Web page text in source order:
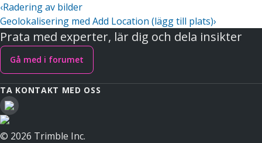
‹Radering av bilder
Geolokalisering med Add Location (lägg till plats)›
Prata med experter, lär dig och dela insikter
Gå med i forumet
TA KONTAKT MED OSS
© 2026 Trimble Inc.